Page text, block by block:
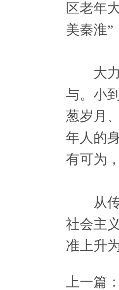
区老年
美秦淮”
大力
与。小
葱岁月
年人的
有可为
从传
社会主
准上升
上一篇